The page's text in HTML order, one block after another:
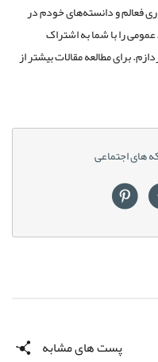
فعالم و دانسته‌های خودم در
را با شما به اشتراک
برای مطالعه مقالات بیشتر از
های اجتماعی
پست های مشابه